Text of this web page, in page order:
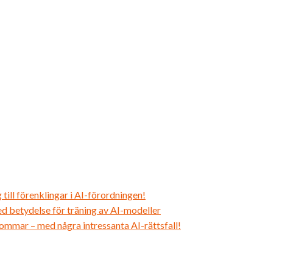
till förenklingar i AI-förordningen!
betydelse för träning av AI-modeller
– med några intressanta AI-rättsfall!